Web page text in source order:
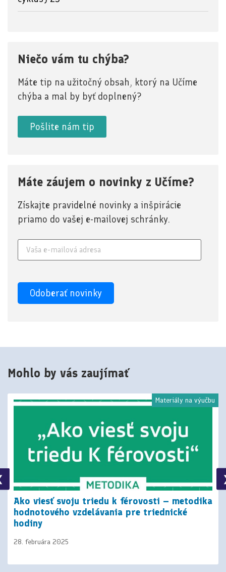
Niečo vám tu chýba?
Máte tip na užitočný obsah, ktorý na Učíme
chýba a mal by byť doplnený?
Pošlite nám tip
Máte záujem o novinky z Učíme?
Získajte pravidelné novinky a inšpirácie
priamo do vašej e-mailovej schránky.
Mohlo by vás zaujímať
Materiály na výučbu
Ako viesť svoju triedu k férovosti – metodika
hodnotového vzdelávania pre triednické
hodiny
28. februára 2025